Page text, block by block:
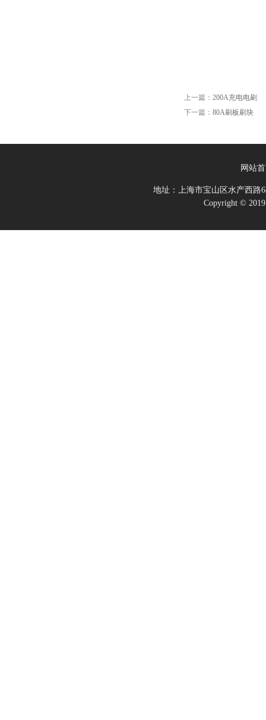
上一篇： 200A充电电刷
下一篇： 80A刷板刷块
网站
地址：上海市宝山区水产西路
Copyright ©